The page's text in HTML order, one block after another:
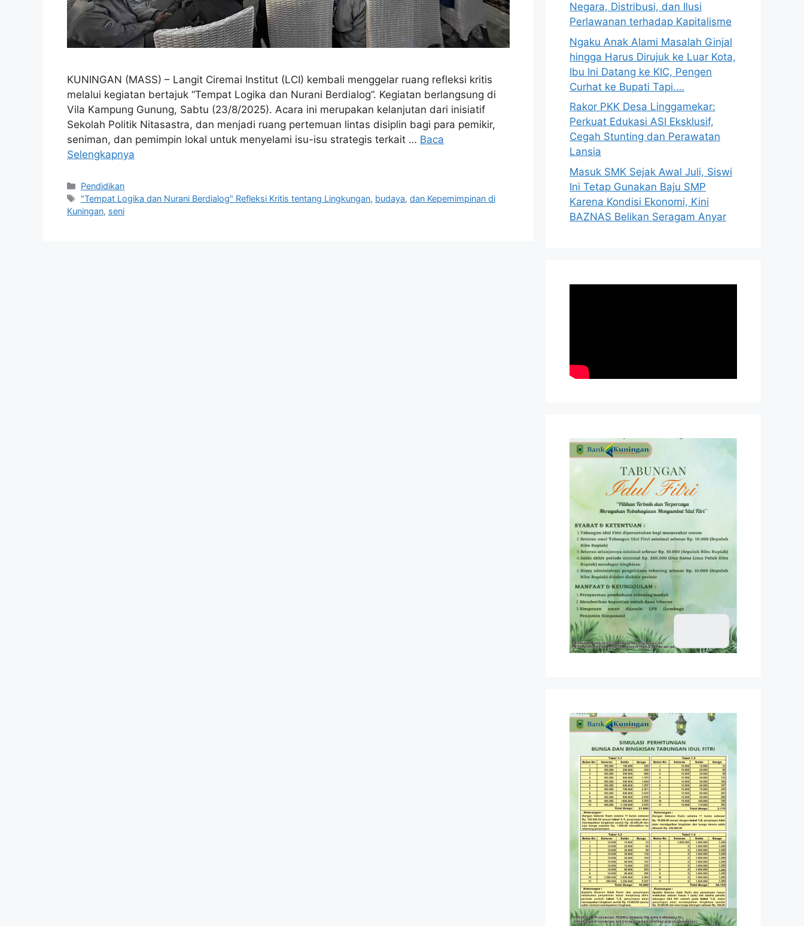
KUNINGAN (MASS) – Langit Ciremai Institut (LCI) kembali menggelar ruang refleksi kritis
melalui kegiatan bertajuk “Tempat Logika dan Nurani Berdialog”. Kegiatan berlangsung di
Vila Kampung Gunung, Sabtu (23/8/2025). Acara ini merupakan kelanjutan dari inisiatif
Sekolah Politik Nitasastra, dan menjadi ruang pertemuan lintas disiplin bagi para pemikir,
seniman, dan pemimpin lokal untuk menyelami isu-isu strategis terkait … Baca
Selengkapnya
Kategori
Pendidikan
Tag
"Tempat Logika dan Nurani Berdialog" Refleksi Kritis tentang Lingkungan, budaya,dan Kepemimpinan di
Kuningan, seni
Negara, Distribusi, dan Ilusi
Perlawanan terhadap Kapitalisme
Ngaku Anak Alami Masalah Ginjal
hingga Harus Dirujuk ke Luar Kota,
Ibu Ini Datang ke KIC, Pengen
Curhat ke Bupati Tapi.…
Rakor PKK Desa Linggamekar:
Perkuat Edukasi ASI Eksklusif,
Cegah Stunting dan Perawatan
Lansia
Masuk SMK Sejak Awal Juli, Siswi
Ini Tetap Gunakan Baju SMP
Karena Kondisi Ekonomi, Kini
BAZNAS Belikan Seragam Anyar